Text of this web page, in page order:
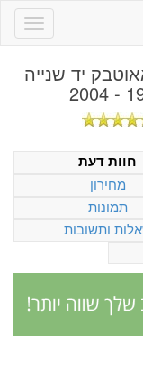
יד שנייה
חוות דעת
מחירון
תמונות
ותשובות